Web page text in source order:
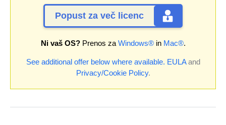
Popust za več licenc
Ni vaš OS?Prenos za Windows®in Mac®.
See additional offer below where available. EULAand
Privacy/Cookie Policy.